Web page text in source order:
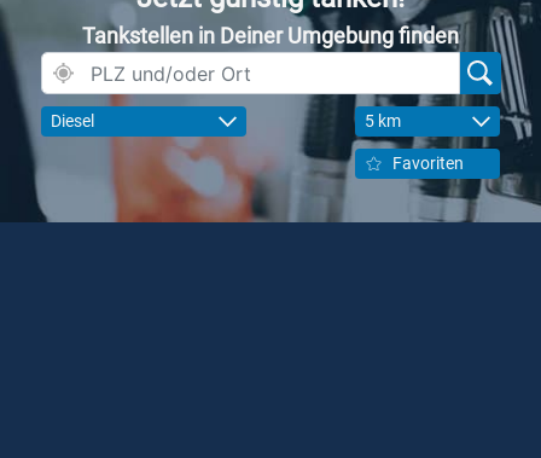
Tankstellen in Deiner Umgebung finden
Diesel 5 km
Favoriten